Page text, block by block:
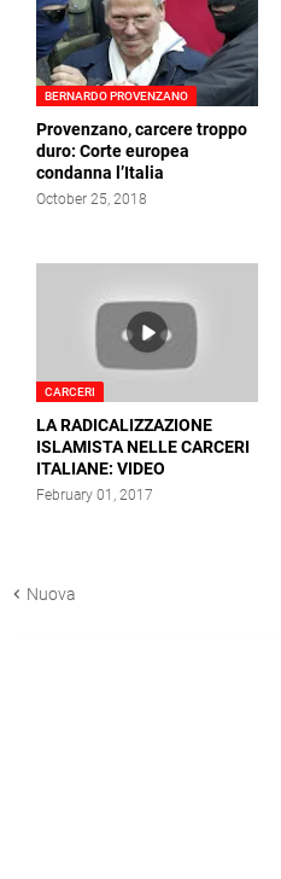
BERNARDO PROVENZANO
Provenzano, carcere troppo
duro: Corte europea
condanna l’Italia
October 25, 2018
CARCERI
LA RADICALIZZAZIONE
ISLAMISTA NELLE CARCERI
ITALIANE: VIDEO
February 01, 2017
Nuova